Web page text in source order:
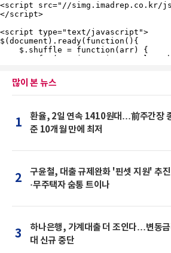
많이 본 뉴스
1
환율, 2일 연속 1410원대…前주간장
준 10개월 만에 최저
2
구윤철, 대출 규제완화 '핀셋 지원' 추
·무주택자 숨통 트이나
3
하나은행, 가계대출 더 조인다…변동
대 신규 중단